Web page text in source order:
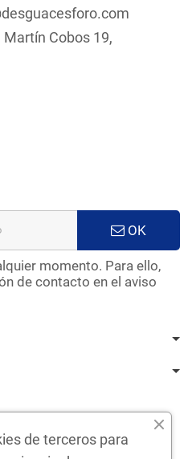
Cobos 19,
OK
momento. Para ello,
de contacto en el aviso
de terceros para